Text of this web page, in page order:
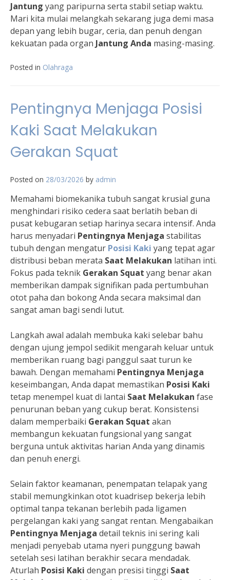
Jantung yang paripurna serta stabil setiap waktu.
Mari kita mulai melangkah sekarang juga demi masa
depan yang lebih bugar, ceria, dan penuh dengan
kekuatan pada organ Jantung Anda masing-masing.
Posted in Olahraga
Pentingnya Menjaga Posisi
Kaki Saat Melakukan
Gerakan Squat
Posted on 28/03/2026 by admin
Memahami biomekanika tubuh sangat krusial guna
menghindari risiko cedera saat berlatih beban di
pusat kebugaran setiap harinya secara intensif. Anda
harus menyadari Pentingnya Menjaga stabilitas
tubuh dengan mengatur Posisi Kaki yang tepat agar
distribusi beban merata Saat Melakukan latihan inti.
Fokus pada teknik Gerakan Squat yang benar akan
memberikan dampak signifikan pada pertumbuhan
otot paha dan bokong Anda secara maksimal dan
sangat aman bagi sendi lutut.
Langkah awal adalah membuka kaki selebar bahu
dengan ujung jempol sedikit mengarah keluar untuk
memberikan ruang bagi panggul saat turun ke
bawah. Dengan memahami Pentingnya Menjaga
keseimbangan, Anda dapat memastikan Posisi Kaki
tetap menempel kuat di lantai Saat Melakukan fase
penurunan beban yang cukup berat. Konsistensi
dalam memperbaiki Gerakan Squat akan
membangun kekuatan fungsional yang sangat
berguna untuk aktivitas harian Anda yang dinamis
dan penuh energi.
Selain faktor keamanan, penempatan telapak yang
stabil memungkinkan otot kuadrisep bekerja lebih
optimal tanpa tekanan berlebih pada ligamen
pergelangan kaki yang sangat rentan. Mengabaikan
Pentingnya Menjaga detail teknis ini sering kali
menjadi penyebab utama nyeri punggung bawah
setelah sesi latihan berakhir secara mendadak.
Aturlah Posisi Kaki dengan presisi tinggi Saat